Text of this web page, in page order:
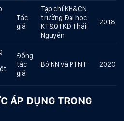
Tác
giả
Tạp chí KH&CN
trường Đại học
KT&QTKD Thái
Nguyên
2018
Đồng
tác
giả
Bộ NN và PTNT 2020
ÁP DỤNG TRONG